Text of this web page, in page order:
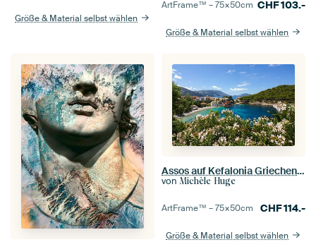
Größe & Material selbst wählen
ArtFrame™ –75×50cm CHF103.-
Größe & Material selbst wählen
Assos auf Kefalonia Griechenland
von Michèle Huge
ArtFrame™ –75×50cm CHF114.-
Größe & Material selbst wählen